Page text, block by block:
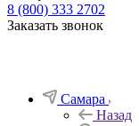
8 (800) 333 2702
Заказать звонок
Самара
Назад